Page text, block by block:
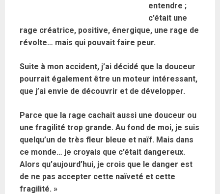
entendre ;
c’était une
rage créatrice, positive, énergique, une rage de
révolte… mais qui pouvait faire peur.
Suite à mon accident, j’ai décidé que la douceur
pourrait également être un moteur intéressant,
que j’ai envie de découvrir et de développer.
Parce que la rage cachait aussi une douceur ou
une fragilité trop grande. Au fond de moi, je suis
quelqu’un de très fleur bleue et naïf. Mais dans
ce monde… je croyais que c’était dangereux.
Alors qu’aujourd’hui, je crois que le danger est
de ne pas accepter cette naïveté et cette
fragilité. »